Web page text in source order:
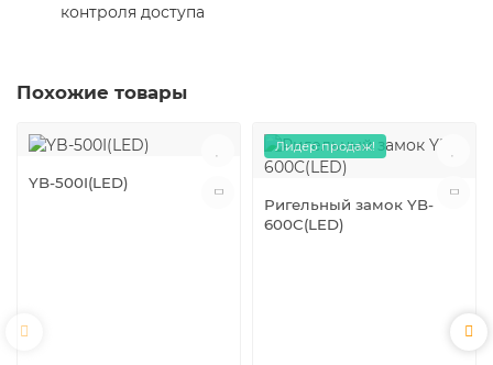
контроля доступа
Похожие товары
YB-500I(LED)
Лидер продаж!
Ригельный замок YB-
600C(LED)